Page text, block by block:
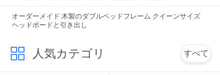
オーダーメイド 木製のダブルベッドフレーム クイーンサイズ
ヘッドボードと引き出し
人気カテゴリ すべて